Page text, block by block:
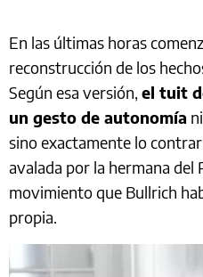
En las últimas horas
reconstrucción de los
Según esa versión, el tuit
un gesto de autonomía
sino exactamente lo
avalada por la hermana
movimiento que Bullrich
propia.